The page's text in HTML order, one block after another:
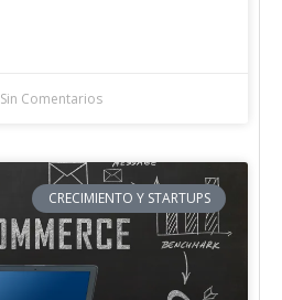
Sin Comentarios
CRECIMIENTO Y STARTUPS